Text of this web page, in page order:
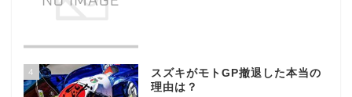
4
スズキがモトGP撤退した本当の
理由は？